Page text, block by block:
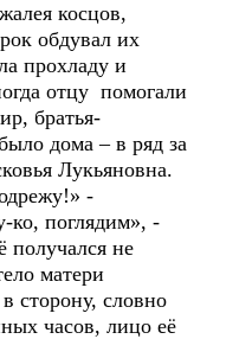
косцов,
обдувал их
прохладу и
отцу помогали
братья-
дома – в ряд за
Лукьяновна.
-
ко, поглядим», -
получался не
матери
сторону, словно
часов, лицо её